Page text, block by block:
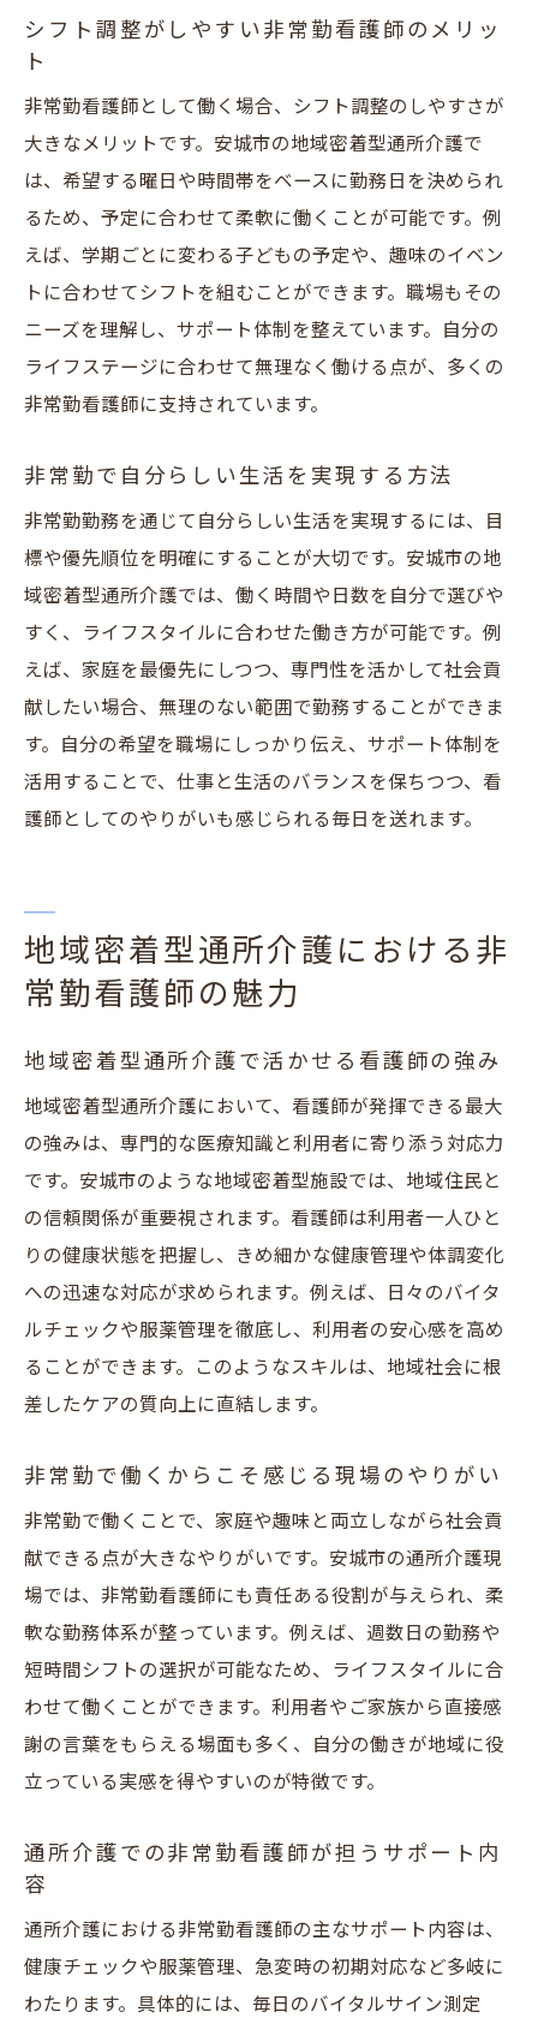
シフト調整がしやすい非常勤看護師のメリッ
ト
非常勤看護師として働く場合、シフト調整のしやすさが
大きなメリットです。安城市の地域密着型通所介護で
は、希望する曜日や時間帯をベースに勤務日を決められ
るため、予定に合わせて柔軟に働くことが可能です。例
えば、学期ごとに変わる子どもの予定や、趣味のイベン
トに合わせてシフトを組むことができます。職場もその
ニーズを理解し、サポート体制を整えています。自分の
ライフステージに合わせて無理なく働ける点が、多くの
非常勤看護師に支持されています。
非常勤で自分らしい生活を実現する方法
非常勤勤務を通じて自分らしい生活を実現するには、目
標や優先順位を明確にすることが大切です。安城市の地
域密着型通所介護では、働く時間や日数を自分で選びや
すく、ライフスタイルに合わせた働き方が可能です。例
えば、家庭を最優先にしつつ、専門性を活かして社会貢
献したい場合、無理のない範囲で勤務することができま
す。自分の希望を職場にしっかり伝え、サポート体制を
活用することで、仕事と生活のバランスを保ちつつ、看
護師としてのやりがいも感じられる毎日を送れます。
地域密着型通所介護における非
常勤看護師の魅力
地域密着型通所介護で活かせる看護師の強み
地域密着型通所介護において、看護師が発揮できる最大
の強みは、専門的な医療知識と利用者に寄り添う対応力
です。安城市のような地域密着型施設では、地域住民と
の信頼関係が重要視されます。看護師は利用者一人ひと
りの健康状態を把握し、きめ細かな健康管理や体調変化
への迅速な対応が求められます。例えば、日々のバイタ
ルチェックや服薬管理を徹底し、利用者の安心感を高め
ることができます。このようなスキルは、地域社会に根
差したケアの質向上に直結します。
非常勤で働くからこそ感じる現場のやりがい
非常勤で働くことで、家庭や趣味と両立しながら社会貢
献できる点が大きなやりがいです。安城市の通所介護現
場では、非常勤看護師にも責任ある役割が与えられ、柔
軟な勤務体系が整っています。例えば、週数日の勤務や
短時間シフトの選択が可能なため、ライフスタイルに合
わせて働くことができます。利用者やご家族から直接感
謝の言葉をもらえる場面も多く、自分の働きが地域に役
立っている実感を得やすいのが特徴です。
通所介護での非常勤看護師が担うサポート内
容
通所介護における非常勤看護師の主なサポート内容は、
健康チェックや服薬管理、急変時の初期対応など多岐に
わたります。具体的には、毎日のバイタルサイン測定